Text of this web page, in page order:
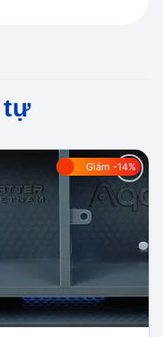
tự
Giảm -14%
Add to
wishlist